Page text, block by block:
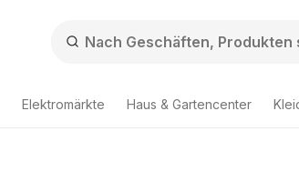
Elektromärkte Haus & Gartencenter